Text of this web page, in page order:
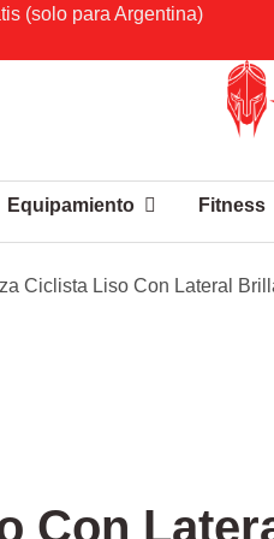
(solo para Argentina)
Equipamiento Fitness
Ciclista Liso Con Lateral
Con